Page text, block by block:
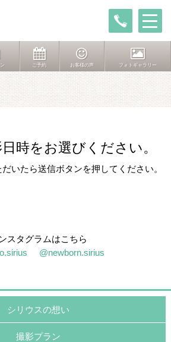
ご予約 お客様の声 フォトギャラリー
時をお選びください。
いたら送信ボタンを押してください。
スタグラムはこちら
@newborn.sirius
シリウスの想い
撮影プラン